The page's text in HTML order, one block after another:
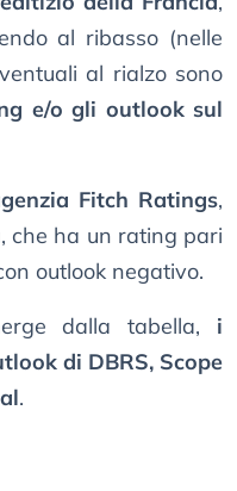
al ribasso (nelle
al rialzo sono
e/o gli outlook sul
Fitch Ratings,
che ha un rating pari
outlook negativo.
dalla tabella, i
di DBRS, Scope
.